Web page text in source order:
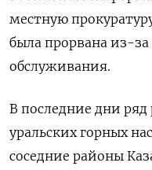
местную
была прорвана из-за
обслуживания.
В последние дни ряд
уральских горных
соседние районы